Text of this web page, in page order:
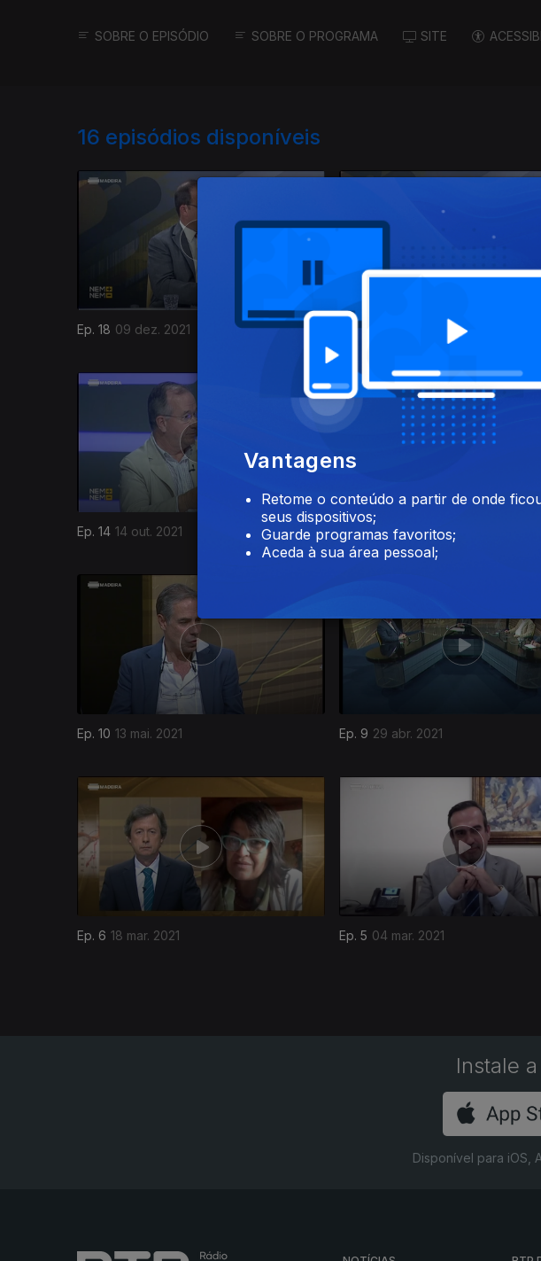
SOBRE O EPISÓDIO SOBRE O PROGRAMA SITE
16 episódios disponíveis
Ep. 18 09 dez. 2021 Ep. 17
Ep. 14 14 out. 2021 Ep. 13 30 set. 2021
Ep. 10 13 mai. 2021 Ep. 9 29 abr. 2021
534759
Ep. 6 18 mar. 2021 Ep. 5 04 mar. 2021
526475
Instale
Disponível para iOS,
Vantagens
Retome o conteúdo a partir de onde
seus dispositivos;
Guarde programas favoritos;
Aceda à sua área pessoal;